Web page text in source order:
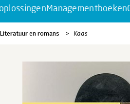
Managementboeken
Literatuur en romans Kaas